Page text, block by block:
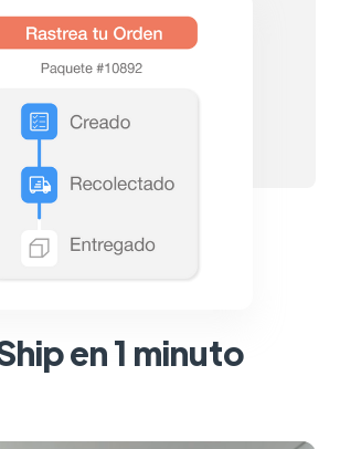
en 1 minuto